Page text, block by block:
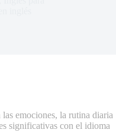
emociones, la rutina diaria
significativas con el idioma